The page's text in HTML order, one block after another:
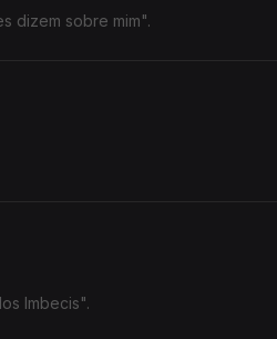
dizem sobre mim".
Imbecis".